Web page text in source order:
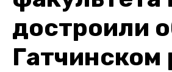
достроили
Гатчинском